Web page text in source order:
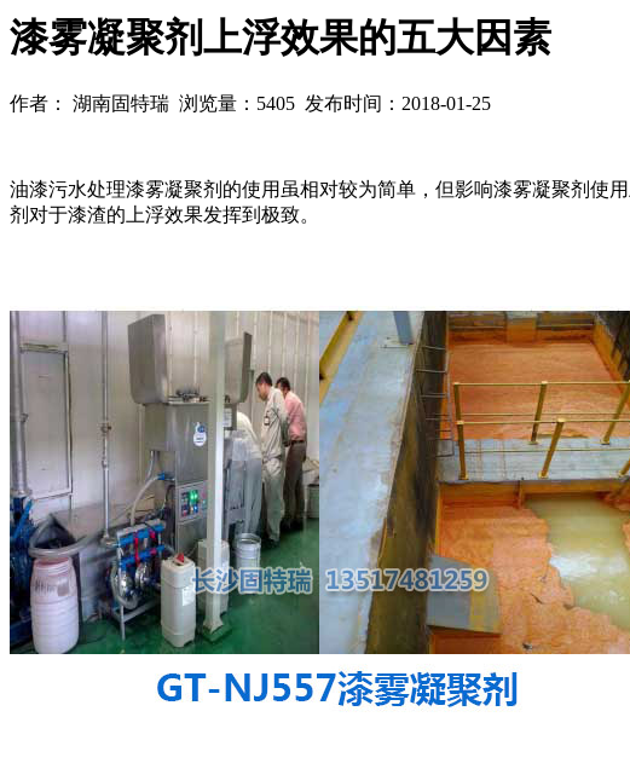
漆雾凝聚剂上浮效果的五大因素
作者： 湖南固特瑞 浏览量：5405 发布时间：2018-01-25
油漆污水处理漆雾凝聚剂的使用虽相对较为简单，但影响漆雾凝聚剂使
剂对于漆渣的上浮效果发挥到极致。